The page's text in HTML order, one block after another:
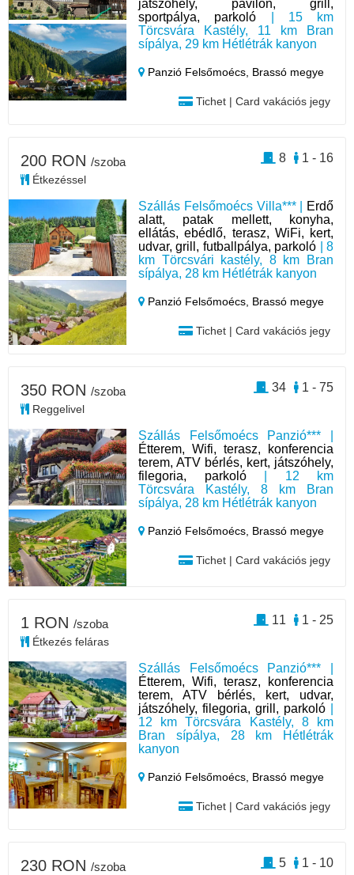
játszóhely, pavilon, grill,
sportpálya, parkoló | 15 km
Törcsvára Kastély, 11 km Bran
sípálya, 29 km Hétlétrák kanyon
Panzió Felsőmoécs, Brassó megye
Tichet | Card vakációs jegy
Szállás Felsőmoécs Villa*** |
Erdő
alatt, patak mellett, konyha,
ellátás, ebédlő, terasz, WiFi, kert,
udvar, grill, futballpálya, parkoló | 8
km Törcsvári kastély, 8 km Bran
sípálya, 28 km Hétlétrák kanyon
Panzió Felsőmoécs, Brassó megye
Tichet | Card vakációs jegy
200 RON /szoba
Étkezéssel
1 - 16
8
Szállás Felsőmoécs Panzió*** |
Étterem, Wifi, terasz, konferencia
terem, ATV bérlés, kert, játszóhely,
filegoria, parkoló| 12 km
Törcsvára Kastély, 8 km Bran
sípálya, 28 km Hétlétrák kanyon
Panzió Felsőmoécs, Brassó megye
Tichet | Card vakációs jegy
350 RON /szoba
Reggelivel
1 - 75
34
Szállás Felsőmoécs Panzió*** |
Étterem, Wifi, terasz, konferencia
terem, ATV bérlés, kert, udvar,
játszóhely, filegoria, grill, parkoló
12 km Törcsvára Kastély, 8 km
Bran sípálya, 28 km Hétlétrák
kanyon
Panzió Felsőmoécs, Brassó megye
Tichet | Card vakációs jegy
1 RON /szoba
Étkezés feláras
1 - 25
11
230 RON /szoba 1 - 10
5